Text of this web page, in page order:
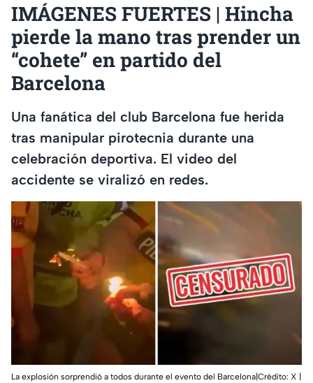
IMÁGENES FUERTES | Hincha
pierde la mano tras prender un
“cohete” en partido del
Barcelona
Una fanática del club Barcelona fue herida
tras manipular pirotecnia durante una
celebración deportiva. El video del
accidente se viralizó en redes.
La explosión sorprendió a todos durante el evento del Barcelona|Crédito: X |